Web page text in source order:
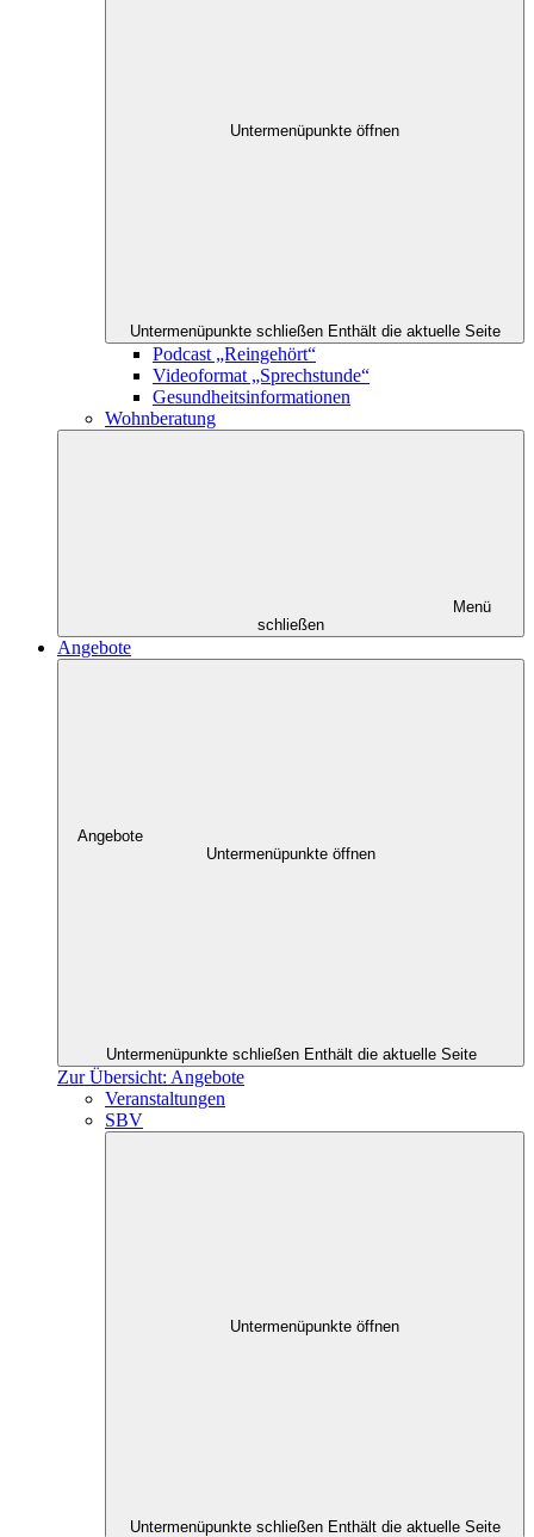
Untermenüpunkte öffnen
Untermenüpunkte schließen Enthält die aktuelle Seite
Podcast „Reingehört“
Videoformat „Sprechstunde“
Gesundheitsinformationen
Wohnberatung
Menü
schließen
Angebote
Angebote
Untermenüpunkte öffnen
Untermenüpunkte schließen Enthält die aktuelle Seite
Zur Übersicht: Angebote
Veranstaltungen
SBV
Untermenüpunkte öffnen
Untermenüpunkte schließen Enthält die aktuelle Seite